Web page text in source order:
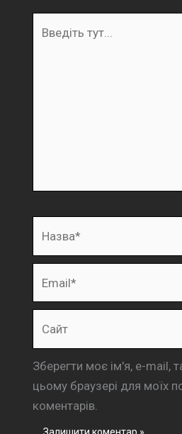
Зберегти моє ім'я, e-mail,
цьому браузері для моїх
коментарів.